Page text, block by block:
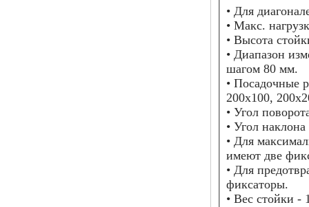
• Для
• Макс.
• Высота
• Диапазон
шагом 80 мм.
• Посадочные
200х100,
• Угол
• Угол
• Для
имеют две
• Для
фиксаторы.
• Вес стойки -